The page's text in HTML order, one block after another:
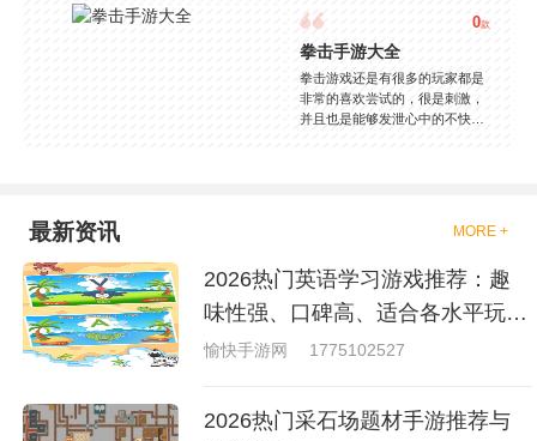
0款
拳击手游大全
拳击游戏还是有很多的玩家都是
非常的喜欢尝试的，很是刺激，
并且也是能够发泄心中的不快
够去进行体验的，我们也是能够
就是收集了一些有意思的拳击游
戏，相信你们一定会喜欢的。
最新资讯 MORE +
2026热门英语学习游戏推荐：趣
味性强、口碑高、适合各水平玩家
的英语游戏合集
愉快手游网 1775102527
2026热门采石场题材手游推荐与